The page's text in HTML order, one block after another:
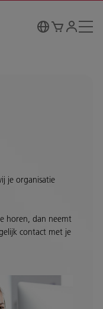
je organisatie
horen, dan neemt
contact met je